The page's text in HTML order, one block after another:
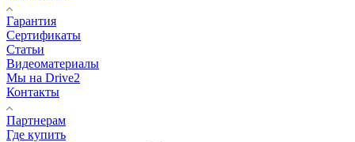
Гарантия
Сертификаты
Статьи
Видеоматериалы
Мы на Drive2
Контакты
Партнерам
Где купить